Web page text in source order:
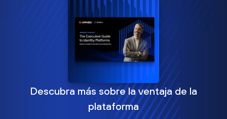
Descubra más sobre la ventaja de la
plataforma